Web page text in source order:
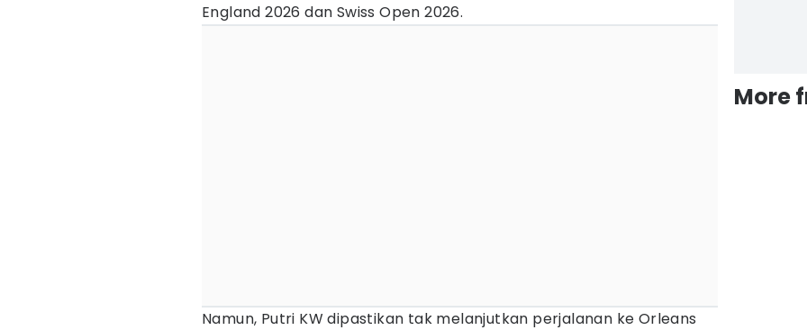
England 2026 dan Swiss Open 2026.
Namun, Putri KW dipastikan tak melanjutkan perjalanan ke Orleans
More